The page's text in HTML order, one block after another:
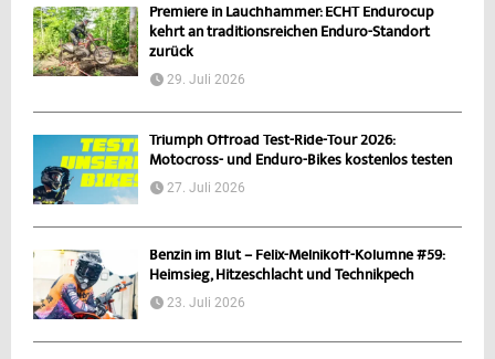
Premiere in Lauchhammer: ECHT Endurocup
kehrt an traditionsreichen Enduro-Standort
zurück
29. Juli 2026
Triumph Offroad Test-Ride-Tour 2026:
Motocross- und Enduro-Bikes kostenlos testen
27. Juli 2026
Benzin im Blut – Felix-Melnikoff-Kolumne #59:
Heimsieg, Hitzeschlacht und Technikpech
23. Juli 2026